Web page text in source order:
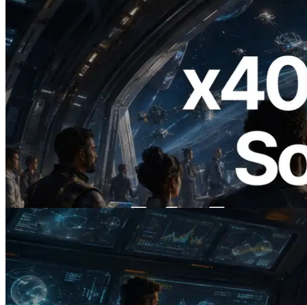
2026.07.04
ERPC ra mắt Solana RPC hỗ trợ x402 —
Mở ra thời đại AI Agent trả tiền theo nhu
cầu cho API cần dùng
Đọc bài viết này